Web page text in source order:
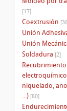
[17]
Coextrusión
Unión
Unión
Soldadura [2]
niquelado,
...) [80]